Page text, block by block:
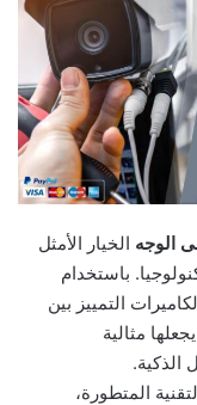
الوجه الخيار الأمثل
باستخدام
التمييز بين
مثالية
الذكية.
المتطورة،